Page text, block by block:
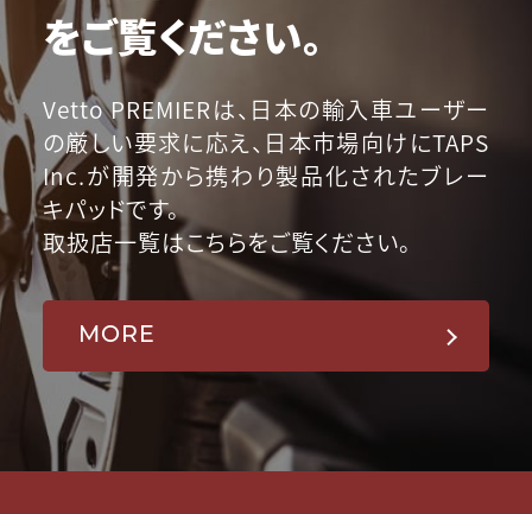
をご覧ください。
Vetto PREMIERは、日本の輸入車ユーザー
の厳しい要求に応え、日本市場向けにTAPS
Inc.が開発から携わり製品化されたブレー
キパッドです。
取扱店一覧はこちらをご覧ください。
MORE